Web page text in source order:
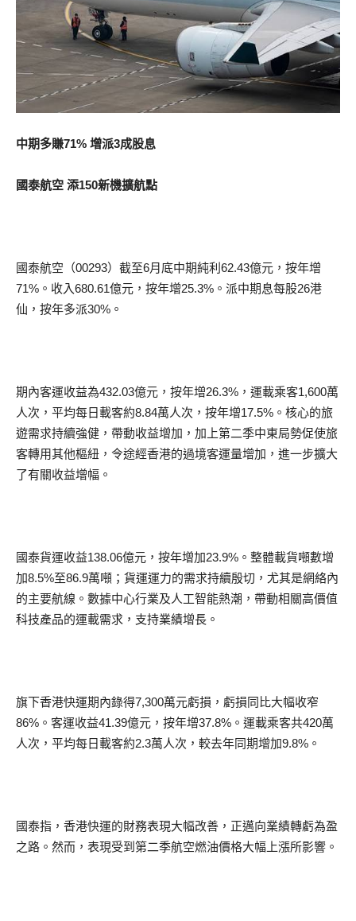
中期多賺71% 增派3成股息
國泰航空 添150新機擴航點
國泰航空（00293）截至6月底中期純利62.43億元，按年增
71%。收入680.61億元，按年增25.3%。派中期息每股26港
仙，按年多派30%。
期內客運收益為432.03億元，按年增26.3%，運載乘客1,600萬
人次，平均每日載客約8.84萬人次，按年增17.5%。核心的旅
遊需求持續強健，帶動收益增加，加上第二季中東局勢促使旅
客轉用其他樞紐，令途經香港的過境客運量增加，進一步擴大
了有關收益增幅。
國泰貨運收益138.06億元，按年增加23.9%。整體載貨噸數增
加8.5%至86.9萬噸；貨運運力的需求持續殷切，尤其是網絡內
的主要航線。數據中心行業及人工智能熱潮，帶動相關高價值
科技產品的運載需求，支持業績增長。
旗下香港快運期內錄得7,300萬元虧損，虧損同比大幅收窄
86%。客運收益41.39億元，按年增37.8%。運載乘客共420萬
人次，平均每日載客約2.3萬人次，較去年同期增加9.8%。
國泰指，香港快運的財務表現大幅改善，正邁向業績轉虧為盈
之路。然而，表現受到第二季航空燃油價格大幅上漲所影響。